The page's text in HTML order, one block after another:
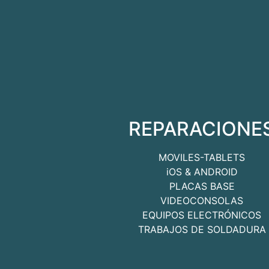
MOVILES-TABLETS
iOS & ANDROID
PLACAS BASE
VIDEOCONSOLAS
EQUIPOS ELECTRÓNICOS
TRABAJOS DE SOLDADURA